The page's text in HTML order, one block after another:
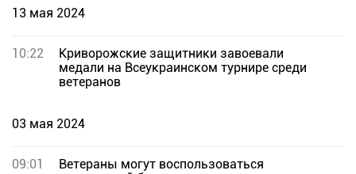
13 мая 2024
10:22
Криворожские защитники завоевали
медали на Всеукраинском турнире среди
ветеранов
03 мая 2024
09:01
Ветераны могут воспользоваться